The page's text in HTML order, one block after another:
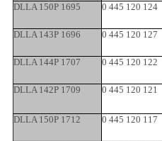
DLLA 150P 1695 0 445 120 124
DLLA 143P 1696 0 445 120 127
DLLA 144P 1707 0 445 120 122
DLLA 142P 1709 0 445 120 121
DLLA 150P 1712 0 445 120 117